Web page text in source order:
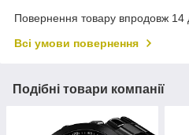
Повернення товару впродовж 14
Всі умови повернення
Подібні товари компанії